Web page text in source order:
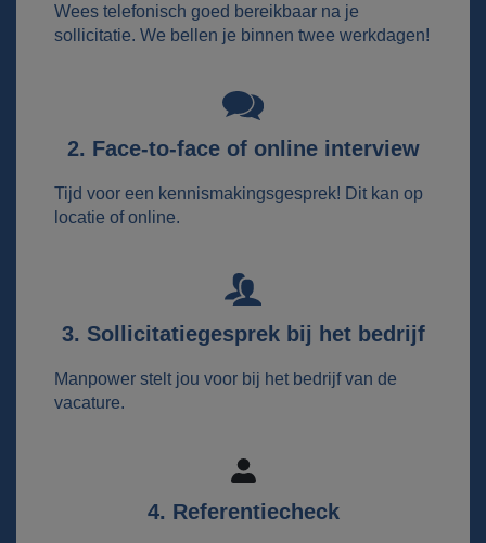
Wees telefonisch goed bereikbaar na je
sollicitatie. We bellen je binnen twee werkdagen!
2. Face-to-face of online interview
Tijd voor een kennismakingsgesprek! Dit kan op
locatie of online.
3. Sollicitatiegesprek bij het bedrijf
Manpower stelt jou voor bij het bedrijf van de
vacature.
4. Referentiecheck